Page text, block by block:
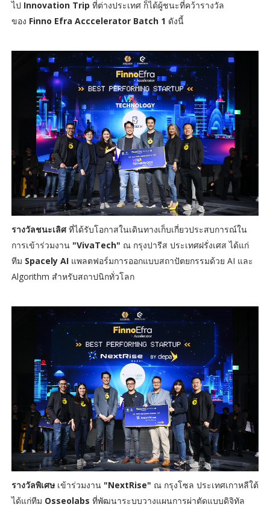
ไป Innovation Trip ที่ต่างประเทศ ก็ได้ผู้ชนะที่คว้ารางวัล
ของ Finno Efra Acccelerator Batch 1 ดังนี้
รางวัลชนะเลิศที่ได้รับโอกาสในเดินทางเก็บเกี่ยวประสบการณ์ใน
การเข้าร่วมงาน "VivaTech" ณ กรุงปารีส ประเทศฝรั่งเศส ได้แก่
ทีม Spacely AI แพลตฟอร์มการออกแบบสถาปัตยกรรมด้วย AI และ
Algorithm สำหรับสถาปนิกทั่วโลก
รางวัลพิเศษ เข้าร่วมงาน "NextRise" ณ กรุงโซล ประเทศเกาหลีใต้
ได้แก่ทีม Osseolabs ที่พัฒนาระบบวางแผนการผ่าตัดแบบดิจิทัล